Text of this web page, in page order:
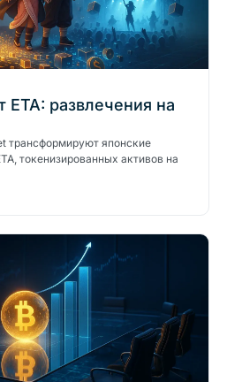
ETA: развлечения на
трансформируют японские
токенизированных активов на